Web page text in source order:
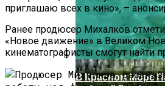
Как Купить
Нижнем
В Красном Море
приглашаю всех в кино», –
Ранее продюсер Михалков
«Новое движение» в Великом
кинематографисты смогут найти